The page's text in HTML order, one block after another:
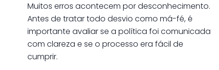
Muitos erros acontecem por desconhecimento.
Antes de tratar todo desvio como má-fé, é
importante avaliar se a política foi comunicada
com clareza e se o processo era fácil de
cumprir.